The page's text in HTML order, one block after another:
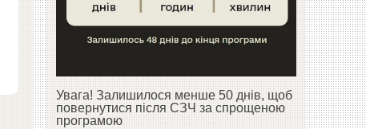
Увага! Залишилося менше 50 днів, щоб
повернутися після СЗЧ за спрощеною
програмою